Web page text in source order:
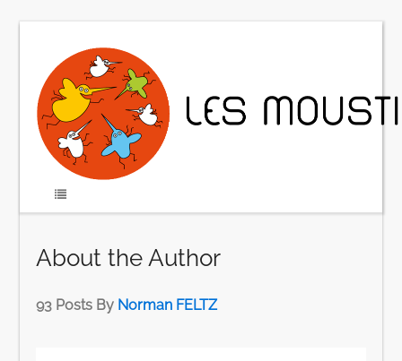
About the Author
93 Posts By Norman FELTZ